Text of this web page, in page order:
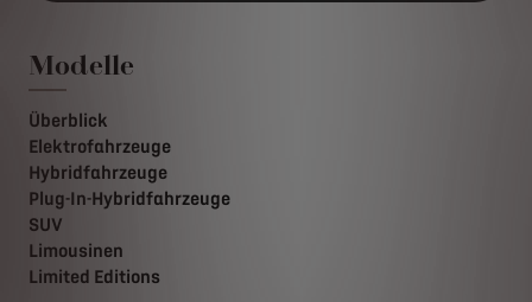
Modelle
Überblick
Elektrofahrzeuge
Hybridfahrzeuge
Plug-In-Hybridfahrzeuge
SUV
Limousinen
Limited Editions